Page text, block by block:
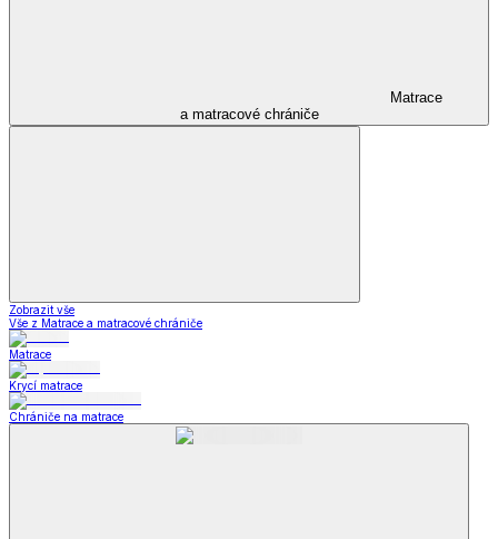
Matrace
a matracové chrániče
Zobrazit vše
Vše z Matrace a matracové chrániče
Matrace
Krycí matrace
Chrániče na matrace